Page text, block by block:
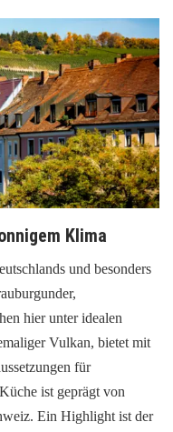
Klima
und besonders
hier unter idealen
Vulkan, bietet mit
für
ist geprägt von
Ein Highlight ist der